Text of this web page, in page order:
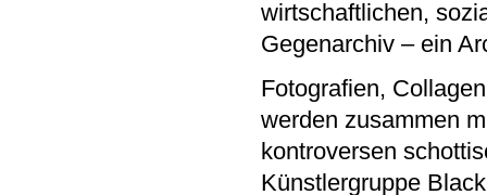
wirtschaftlichen,
Gegenarchiv – ein
Fotografien,
werden zusammen
kontroversen
Künstlergruppe